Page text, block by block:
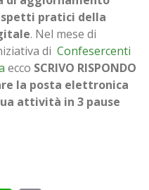
pratici della
. Nel mese di
di Confesercenti
ecco SCRIVO RISPONDO
la posta elettronica
attività in 3 pause